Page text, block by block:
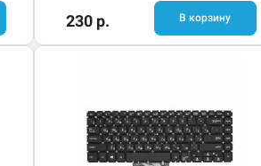
230 р. В корзину